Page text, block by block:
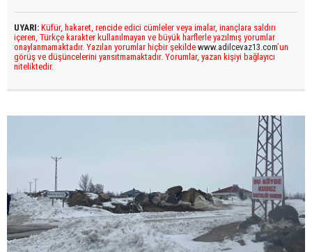
UYARI: Küfür, hakaret, rencide edici cümleler veya imalar, inançlara saldırı
içeren, Türkçe karakter kullanılmayan ve büyük harflerle yazılmış yorumlar
onaylanmamaktadır. Yazılan yorumlar hiçbir şekilde www.adilcevaz13.com’un
görüş ve düşüncelerini yansıtmamaktadır. Yorumlar, yazan kişiyi bağlayıcı
niteliktedir.